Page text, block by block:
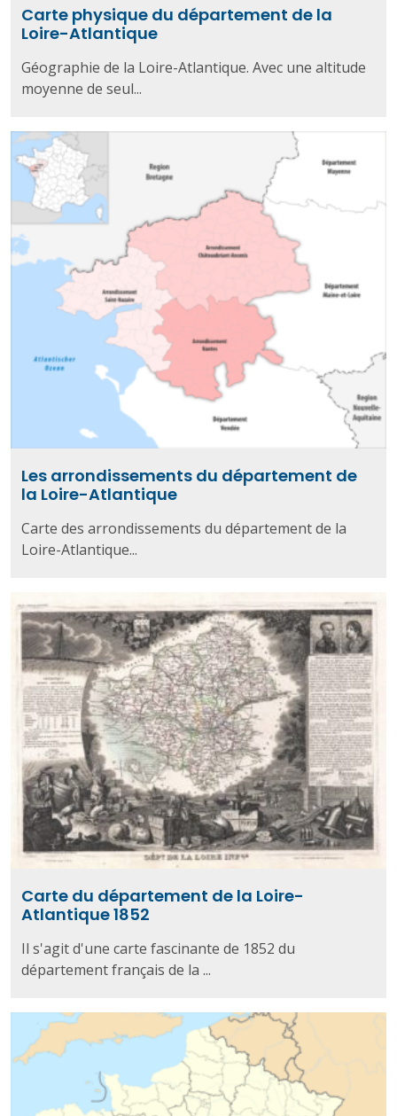
Carte physique du département de la
Loire-Atlantique
Géographie de la Loire-Atlantique. Avec une altitude
moyenne de seul...
Les arrondissements du département de
la Loire-Atlantique
Carte des arrondissements du département de la
Loire-Atlantique...
Carte du département de la Loire-
Atlantique 1852
Il s'agit d'une carte fascinante de 1852 du
département français de la ...